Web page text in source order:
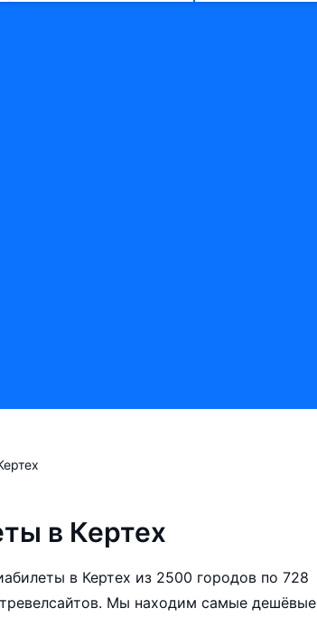
в Кертех
в Кертех из 2500 городов по 728
Мы находим самые дешёвые